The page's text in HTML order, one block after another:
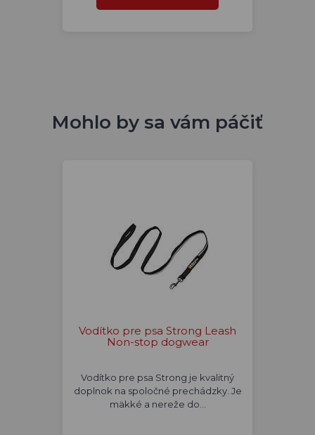
Mohlo by sa vám páčiť
Vodítko pre psa Strong Leash
Non-stop dogwear
Vodítko pre psa Strong je kvalitný
doplnok na spoločné prechádzky. Je
mäkké a nereže do…